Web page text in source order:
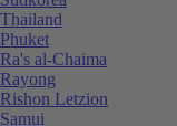
Thailand
Phuket
Ra's al-Chaima
Rayong
Rishon Letzion
Samui